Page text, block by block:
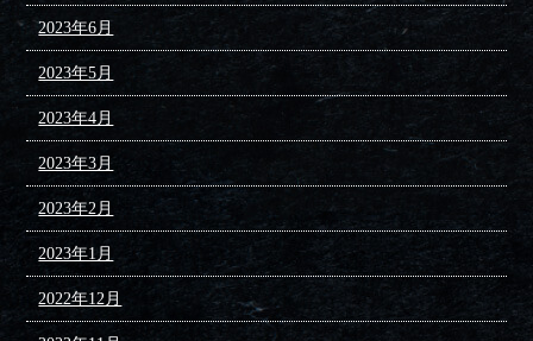
2023年6月
2023年5月
2023年4月
2023年3月
2023年2月
2023年1月
2022年12月